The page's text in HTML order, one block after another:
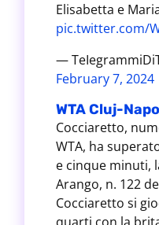
Elisabetta e
pic.twitter.com/
—
February 7, 2024
WTA Cluj-
Cocciaretto,
WTA, ha
e cinque minuti,
Arango, n. 122
Cocciaretto si